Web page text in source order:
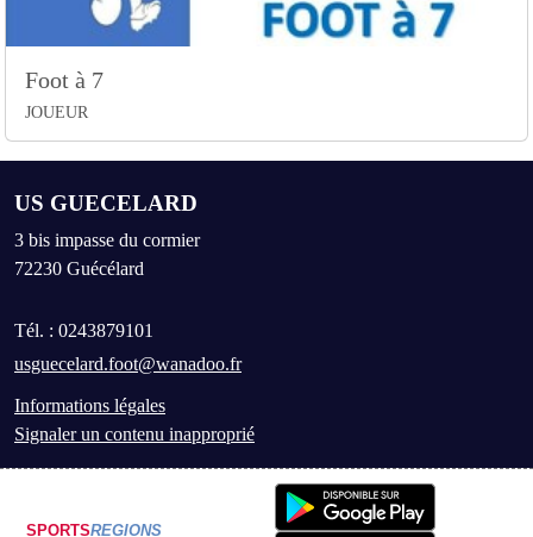
Foot à 7
JOUEUR
US GUECELARD
3 bis impasse du cormier
72230 Guécélard
Tél. : 0243879101
usguecelard.foot@wanadoo.fr
Informations légales
Signaler un contenu inapproprié
SPORTSREGIONS